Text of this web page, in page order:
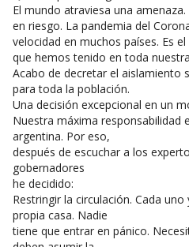
El mundo atraviesa una
en riesgo. La pandemia del
velocidad en muchos países. Es
que hemos tenido en toda
Acabo de decretar el aislamiento
para toda la población.
Una decisión excepcional en un
Nuestra máxima responsabilidad
argentina. Por eso,
después de escuchar a los
gobernadores
he decidido:
Restringir la circulación. Cada
propia casa. Nadie
tiene que entrar en pánico.